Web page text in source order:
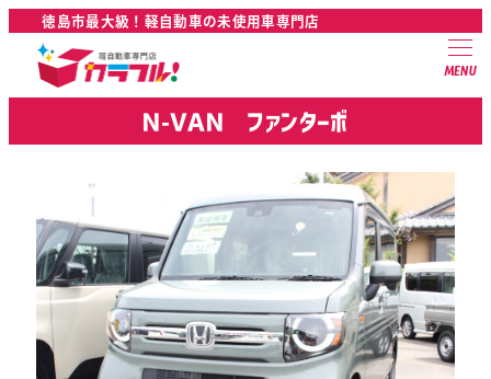
徳島市最大級！軽自動車の未使用車専門店
MENU
Ｎ-ＶＡＮ ファンターボ